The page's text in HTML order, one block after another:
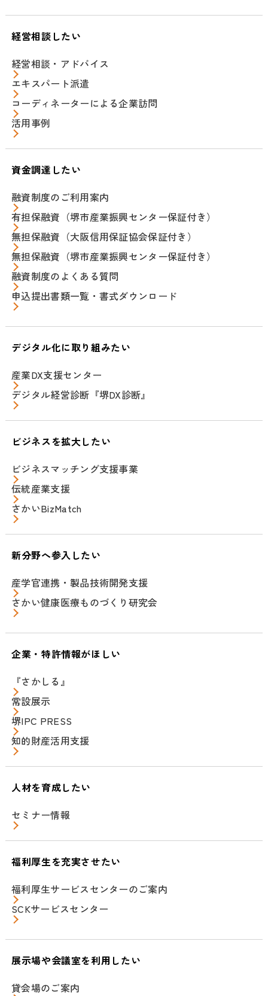
経営相談したい
経営相談・アドバイス
エキスパート派遣
コーディネーターによる企業訪問
活用事例
資金調達したい
融資制度のご利用案内
有担保融資（堺市産業振興センター保証付き）
無担保融資（大阪信用保証協会保証付き）
無担保融資（堺市産業振興センター保証付き）
融資制度のよくある質問
申込提出書類一覧・書式ダウンロード
デジタル化に取り組みたい
産業DX支援センター
デジタル経営診断『堺DX診断』
ビジネスを拡大したい
ビジネスマッチング支援事業
伝統産業支援
さかいBizMatch
新分野へ参入したい
産学官連携・製品技術開発支援
さかい健康医療ものづくり研究会
企業・特許情報がほしい
『さかしる』
常設展示
堺IPC PRESS
知的財産活用支援
人材を育成したい
セミナー情報
福利厚生を充実させたい
福利厚生サービスセンターのご案内
SCKサービスセンター
展示場や会議室を利用したい
貸会場のご案内